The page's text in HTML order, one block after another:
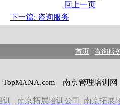
回上一页
下一篇: 咨询服务
首页 | 咨询服
TopMANA.com 南京管理培训网
训 南京拓展培训公司
南京拓展